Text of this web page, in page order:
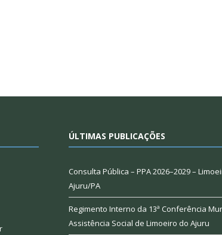
ÚLTIMAS PUBLICAÇÕES
Consulta Pública – PPA 2026–2029 –
Ajuru/PA
Regimento Interno da 13ª Conferência
Assistência Social de Limoeiro do Ajuru